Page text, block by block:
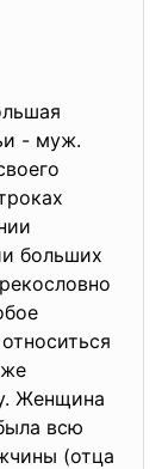
- муж.
больших
Женщина
всю
(отца